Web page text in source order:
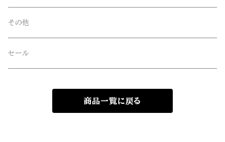
Four Seasons Garage(FSG)
freewaters(フリーウォータース)
GLOMA NAUTICA(グローマノーティカ)
その他
セール
商品一覧に戻る